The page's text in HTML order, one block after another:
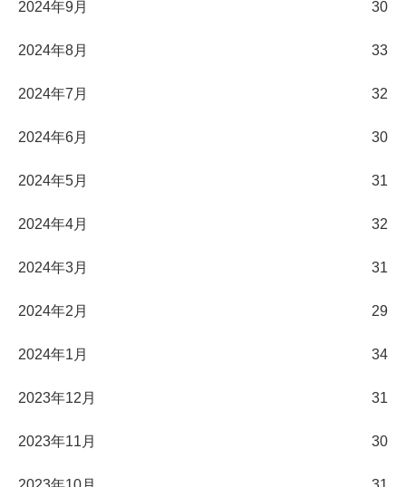
2024年9月 30
2024年8月 33
2024年7月 32
2024年6月 30
2024年5月 31
2024年4月 32
2024年3月 31
2024年2月 29
2024年1月 34
2023年12月 31
2023年11月 30